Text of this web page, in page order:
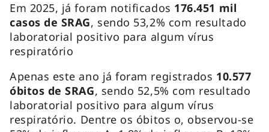
Em 2025, já foram notificados 176.451 mil
casos de SRAG, sendo 53,2% com resultado
laboratorial positivo para algum vírus
respiratório
Apenas este ano já foram registrados 10.577
óbitos de SRAG, sendo 52,5% com resultado
laboratorial positivo para algum vírus
respiratório. Dentre os óbitos o, observou-se